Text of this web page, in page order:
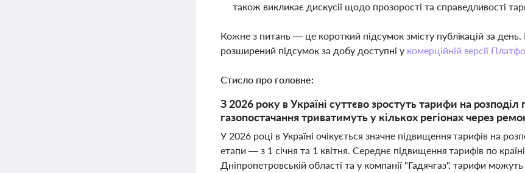
також викликає дискусії щодо прозорості та справедливості
Кожне з питань — це короткий підсумок змісту публікацій за
розширений підсумок за добу доступні у комерційній версії
Стисло про головне:
З 2026 року в Україні суттєво зростуть тарифи на
газопостачання триватимуть у кількох регіонах через
У 2026 році в Україні очікується значне підвищення тарифів на
етапи — з 1 січня та 1 квітня. Середнє підвищення тарифів по
Дніпропетровській області та у компанії "Гадячгаз", тарифи